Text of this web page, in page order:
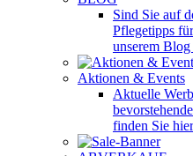
Sind Sie auf
Pflegetipps
unserem
Aktionen & Events
Aktuelle
finden Sie